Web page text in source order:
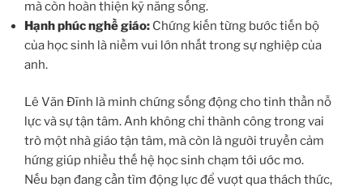
mà còn hoàn thiện kỹ năng sống.
Hạnh phúc nghề giáo: Chứng kiến từng bước tiến bộ
của học sinh là niềm vui lớn nhất trong sự nghiệp của
anh.
Lê Văn Đĩnh là minh chứng sống động cho tinh thần nỗ
lực và sự tận tâm. Anh không chỉ thành công trong vai
trò một nhà giáo tận tâm, mà còn là người truyền cảm
hứng giúp nhiều thế hệ học sinh chạm tới ước mơ.
Nếu bạn đang cần tìm động lực để vượt qua thách thức,